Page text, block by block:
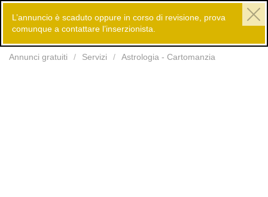
Annunci gratuiti Servizi Astrologia - Cartomanzia
L’annuncio è scaduto oppure in corso di revisione, prova
comunque a contattare l’inserzionista.